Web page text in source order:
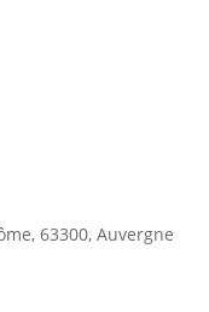
63300, Auvergne